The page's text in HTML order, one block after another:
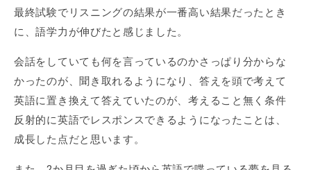
最終試験でリスニングの結果が一番高い結果だったとき
に、語学力が伸びたと感じました。
会話をしていても何を言っているのかさっぱり分からな
かったのが、聞き取れるようになり、答えを頭で考えて
英語に置き換えて答えていたのが、考えること無く条件
反射的に英語でレスポンスできるようになったことは、
成長した点だと思います。